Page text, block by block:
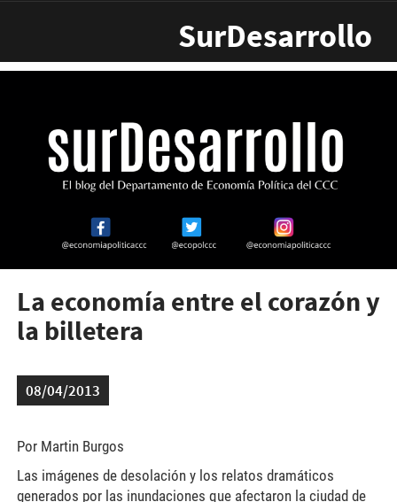
SurDesarrollo
La economía entre el corazón y
la billetera
08/04/2013
Por Martin Burgos
Las imágenes de desolación y los relatos dramáticos
generados por las inundaciones que afectaron la ciudad de